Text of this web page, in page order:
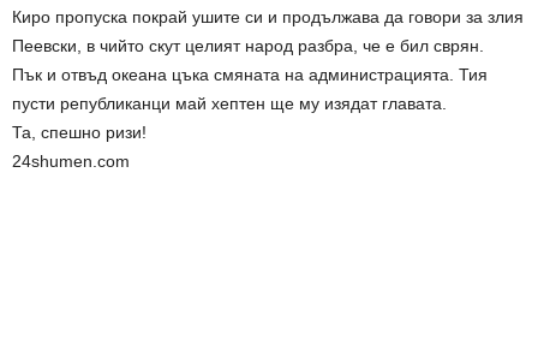
Киро пропуска покрай ушите си и продължава да говори за злия
Пеевски, в чийто скут целият народ разбра, че е бил сврян.
Пък и отвъд океана цъка смяната на администрацията. Тия
пусти републиканци май хептен ще му изядат главата.
Та, спешно ризи!
24shumen.com